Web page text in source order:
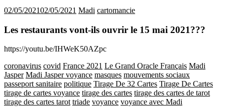
02/05/202102/05/2021 Madi cartomancie
Les restaurants vont-ils ouvrir le 15 mai 2021???
https://youtu.be/IHWeK50AZpc
coronavirus covid France 2021 Le Grand Oracle Français Madi
Jasper Madi Jasper voyance masques mouvements sociaux
passeport sanitaire politique Tirage De 32 Cartes Tirage De Cartes
tirage de cartes voyance tirage des cartes tirage des cartes de tarot
tirage des cartes tarot triade voyance voyance avec Madi